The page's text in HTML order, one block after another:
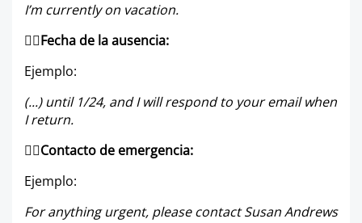
I’m currently on vacation.
👉🏼Fecha de la ausencia:
Ejemplo:
(...) until 1/24, and I will respond to your email when
I return.
👉🏼Contacto de emergencia:
Ejemplo:
For anything urgent, please contact Susan Andrews